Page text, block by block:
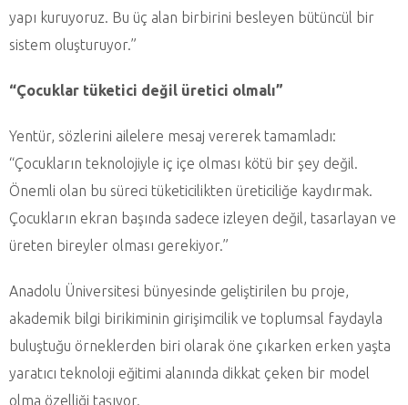
yapı kuruyoruz. Bu üç alan birbirini besleyen bütüncül bir
sistem oluşturuyor.”
“Çocuklar tüketici değil üretici olmalı”
Yentür, sözlerini ailelere mesaj vererek tamamladı:
“Çocukların teknolojiyle iç içe olması kötü bir şey değil.
Önemli olan bu süreci tüketicilikten üreticiliğe kaydırmak.
Çocukların ekran başında sadece izleyen değil, tasarlayan ve
üreten bireyler olması gerekiyor.”
Anadolu Üniversitesi bünyesinde geliştirilen bu proje,
akademik bilgi birikiminin girişimcilik ve toplumsal faydayla
buluştuğu örneklerden biri olarak öne çıkarken erken yaşta
yaratıcı teknoloji eğitimi alanında dikkat çeken bir model
olma özelliği taşıyor.